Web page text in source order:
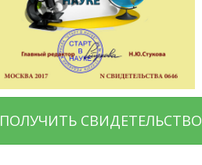
ПОЛУЧИТЬ СВИДЕТЕЛЬСТВО